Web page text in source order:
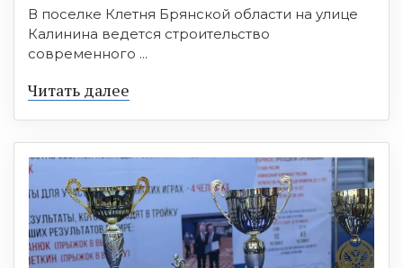
В поселке Клетня Брянской области на улице
Калинина ведется строительство
современного ...
Читать далее